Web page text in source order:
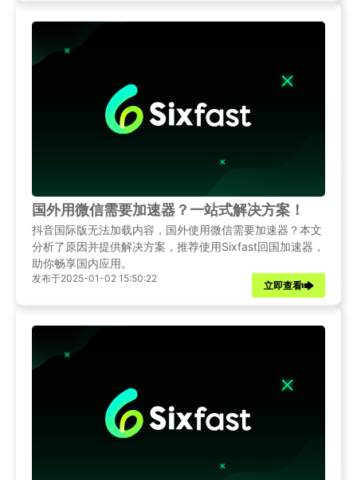
国外用微信需要加速器？一站式解决方案！
抖音国际版无法加载内容，国外使用微信需要加速器？本文
分析了原因并提供解决方案，推荐使用Sixfast回国加速器，
助你畅享国内应用。
发布于2025-01-02 15:50:22
立即查看